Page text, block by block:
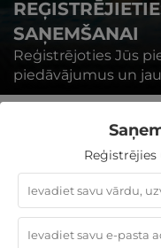
SAŅEMŠANAI
Reģistrējoties Jūs
piedāvājumus un